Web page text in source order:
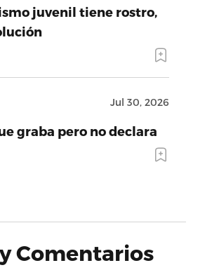
juvenil tiene rostro,
Jul 30, 2026
graba pero no declara
Comentarios